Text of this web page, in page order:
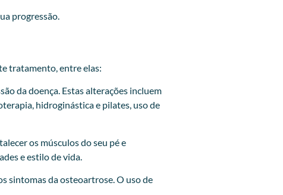
progressão.
tratamento, entre elas:
da doença. Estas alterações incluem
hidroginástica e pilates, uso de
os músculos do seu pé e
e estilo de vida.
sintomas da osteoartrose. O uso de